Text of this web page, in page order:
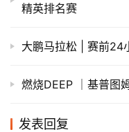
精英排名赛
大鹏马拉松 | 赛前24
燃烧DEEP ｜基普图
发表回复